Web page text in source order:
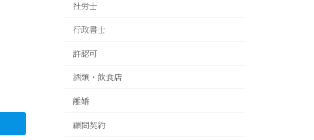
社労士
行政書士
許認可
酒類・飲食店
離婚
顧問契約